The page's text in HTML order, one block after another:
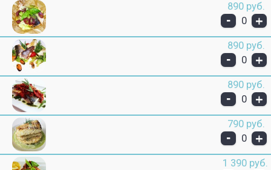
890 руб.
- 0 +
890 руб.
- 0 +
890 руб.
- 0 +
790 руб.
- 0 +
1 390 руб.